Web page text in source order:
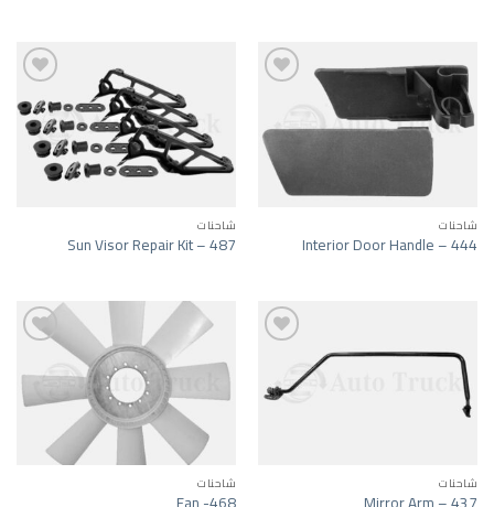
Add to wishlist
شاحنات
Interior Door Handle – 444
شاحنات
Sun Visor Repair Kit – 487
Add to wishlist
شاحنات شاحنات